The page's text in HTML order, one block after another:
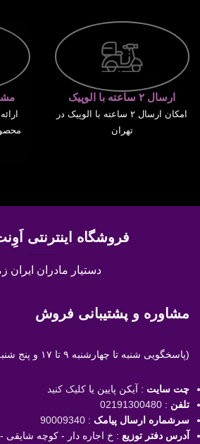
ارسال ۲ ساعته با الوپیک
امکان ارسال ۲ ساعته با الوپیک در
تهران
فروشگاه اینترنتی
دستیار مادران ایران
مشاوره و پشتیبانی فروش
(پاسخگویی شنبه تا چهارشنبه ۹ تا ۱۷ و پنج شنبه ۹ تا ۱۳)
چت سایت : آیکن پایین یا کلیک کنید
تلفن :
02191300480
سرشماره ارسال پیامک :
90009340
آدرس دفتر توزیع